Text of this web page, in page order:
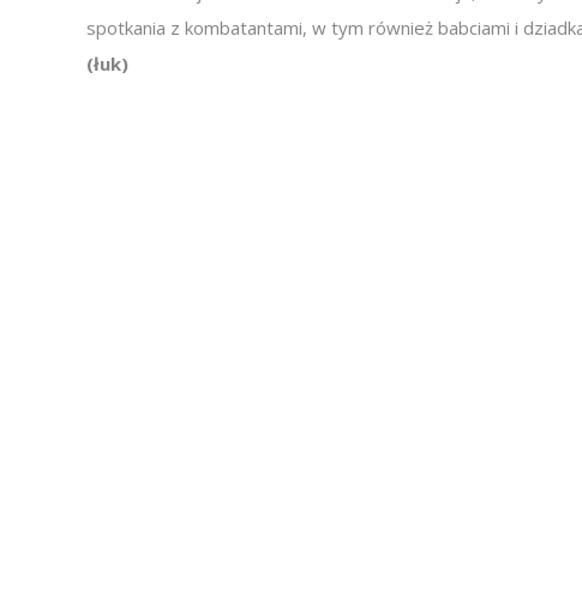
spotkania z kombatantami, w tym również babciami i
(łuk)